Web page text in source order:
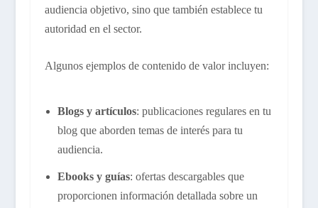
audiencia objetivo, sino que también establece tu
autoridad en el sector.
Algunos ejemplos de contenido de valor incluyen:
Blogs y artículos: publicaciones regulares en tu
blog que aborden temas de interés para tu
audiencia.
Ebooks y guías: ofertas descargables que
proporcionen información detallada sobre un